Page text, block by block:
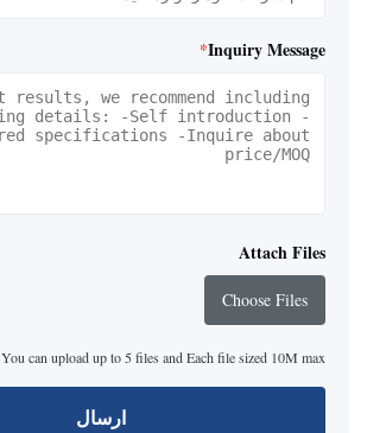
Inquiry Message
*
Attach Files
Choose Files
You can upload up to 5 files and Each file sized 10M max.
ارسال